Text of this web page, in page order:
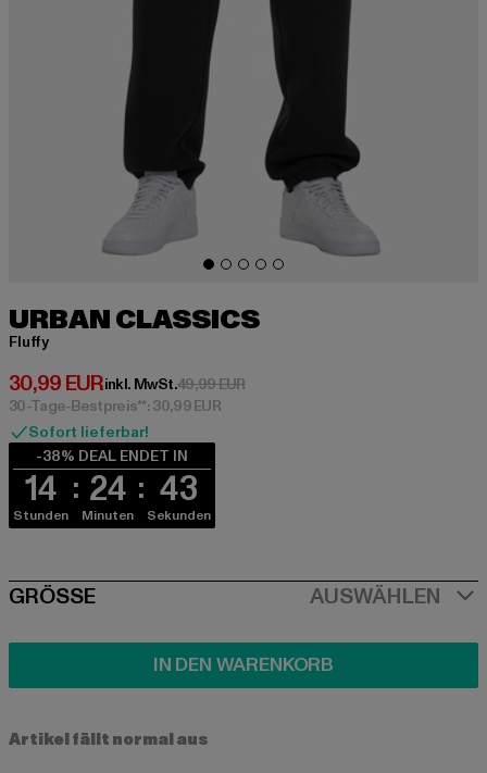
URBAN CLASSICS
Fluffy
30,99 EUR
Derzeitiger Preis: 30,99 EUR
inkl. MwSt.49,99 EURAktionspreis: 49,99 EUR
30-Tage-Bestpreis**: 30,99 EUR
Sofort lieferbar!
-38% DEAL ENDET IN
14
Stunden
24
Minuten
42
Sekunden
SIZE
GRÖSSE AUSWÄHLEN
IN DEN WARENKORB
Artikel fällt normal aus